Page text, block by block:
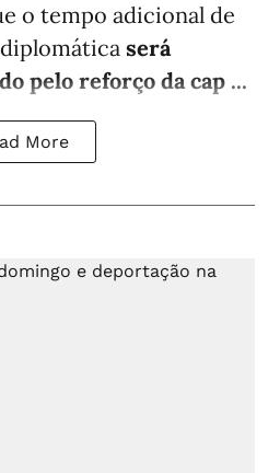
o tempo adicional de
será
pelo reforço da cap ...
More